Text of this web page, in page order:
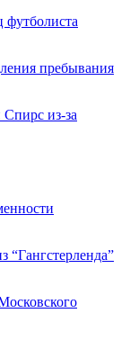
футболиста
пребывания
из-за
“Гангстерленда”